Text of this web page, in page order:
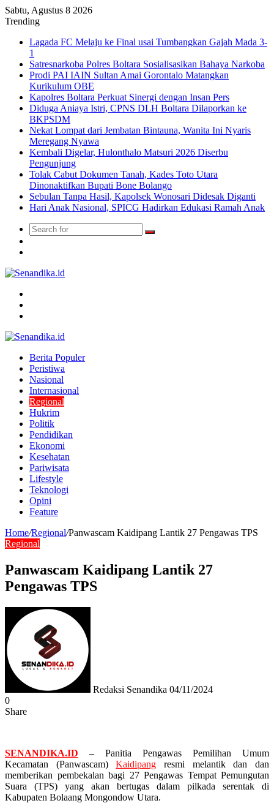
Sabtu, Agustus 8 2026
Trending
Lagada FC Melaju ke Final usai Tumbangkan Gajah Mada 3-
1
Satresnarkoba Polres Boltara Sosialisasikan Bahaya Narkoba
Prodi PAI IAIN Sultan Amai Gorontalo Matangkan
Kurikulum OBE
Kapolres Boltara Perkuat Sinergi dengan Insan Pers
Diduga Aniaya Istri, CPNS DLH Boltara Dilaporkan ke
BKPSDM
Nekat Lompat dari Jembatan Bintauna, Wanita Ini Nyaris
Meregang Nyawa
Kembali Digelar, Hulonthalo Matsuri 2026 Diserbu
Pengunjung
Tolak Cabut Dokumen Tanah, Kades Toto Utara
Dinonaktifkan Bupati Bone Bolango
Sebulan Tanpa Hasil, Kapolsek Wonosari Didesak Diganti
Hari Anak Nasional, SPICG Hadirkan Edukasi Ramah Anak
Search
Berita Populer
Peristiwa
Nasional
Internasional
Regional
Hukrim
Politik
Pendidikan
Ekonomi
Kesehatan
Pariwisata
Lifestyle
Teknologi
Opini
Feature
Home/Regional/Panwascam Kaidipang Lantik 27 Pengawas TPS
Regional
Panwascam Kaidipang Lantik 27
Pengawas TPS
Redaksi Senandika 04/11/2024
0
Share
SENANDIKA.ID – Panitia Pengawas Pemilihan Umum
Kecamatan (Panwascam)Kaidipang resmi melantik dan dan
memberikan pembekalan bagi 27 Pengawas Tempat Pemungutan
Suara (TPS) yang akan bertugas dalam pilkada serentak di
Kabupaten Bolaang Mongondow Utara.